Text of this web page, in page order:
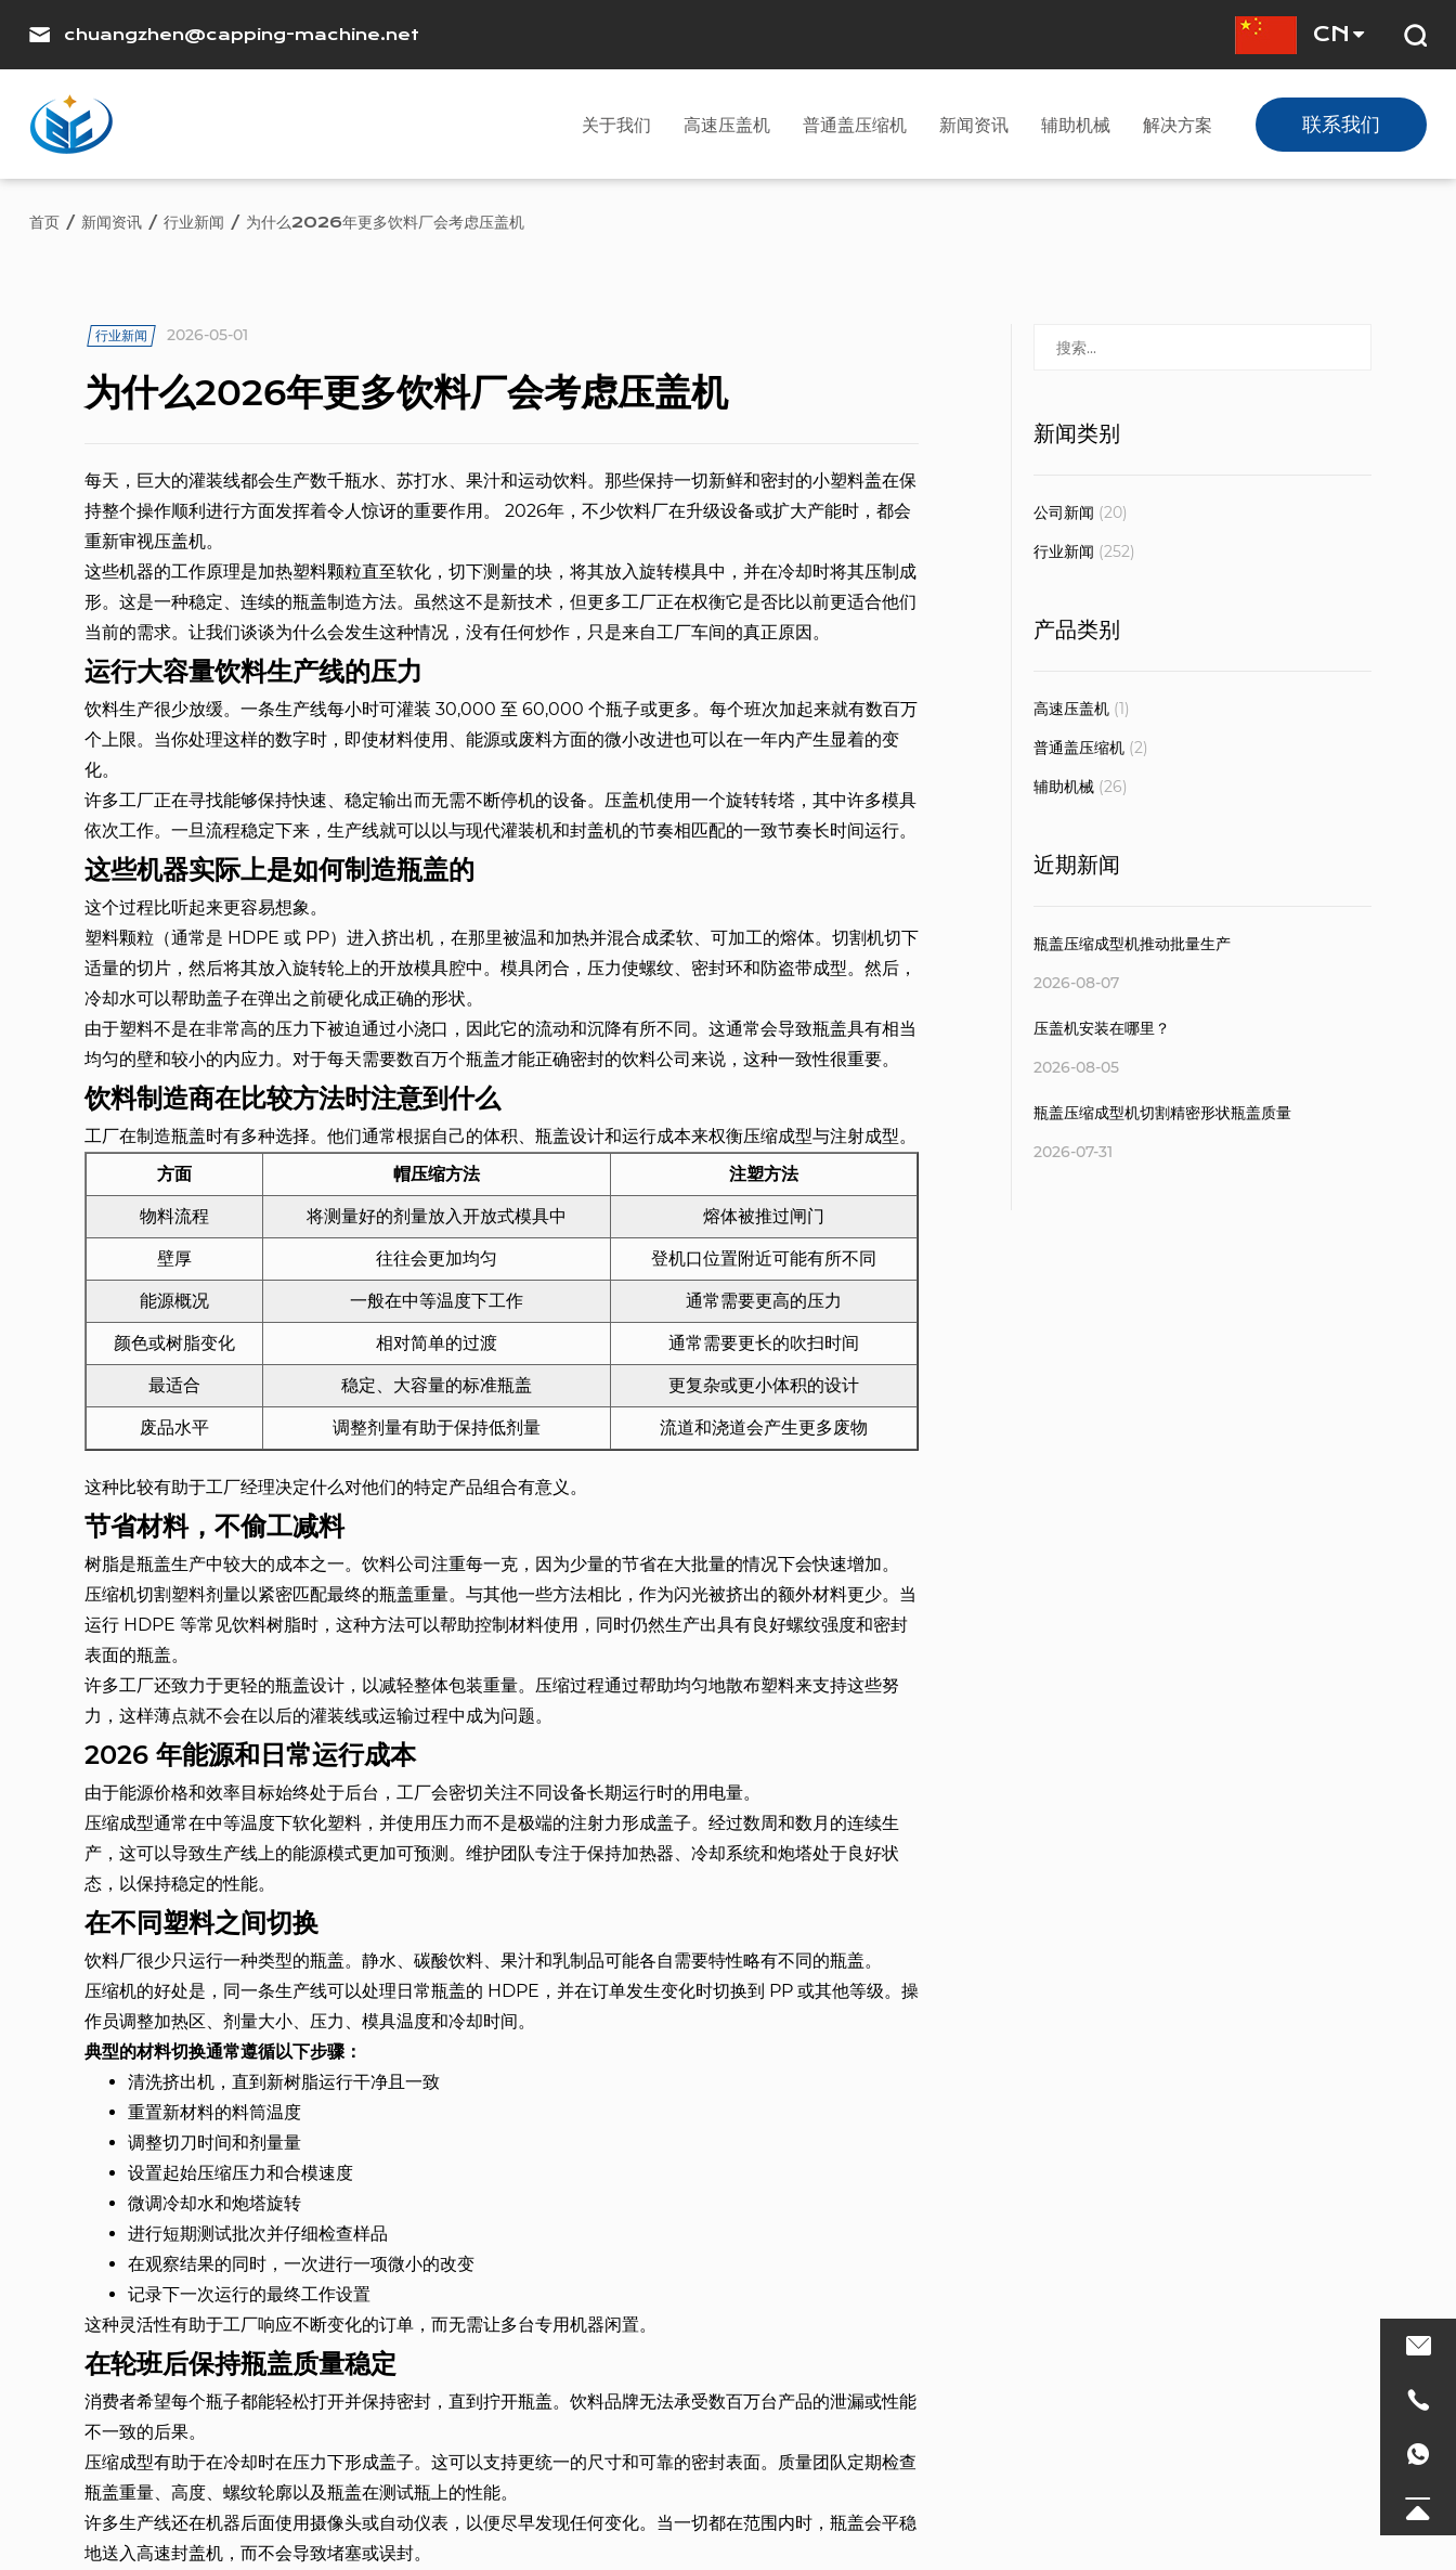
chuangzhen@capping-machine.net CN
关于我们 高速压盖机 普通盖压缩机 新闻资讯 辅助机械 解决方案 联系我们
首页 / 新闻资讯 / 行业新闻 / 为什么2026年更多饮料厂会考虑压盖机
新闻类别
公司新闻 (20)
行业新闻 (252)
产品类别
高速压盖机 (1)
普通盖压缩机 (2)
辅助机械 (26)
近期新闻
瓶盖压缩成型机推动批量生产
2026-08-07
压盖机安装在哪里？
2026-08-05
瓶盖压缩成型机切割精密形状瓶盖质量
2026-07-31
行业新闻 2026-05-01
为什么2026年更多饮料厂会考虑压盖机
每天，巨大的灌装线都会生产数千瓶水、苏打水、果汁和运动饮料。那些保持一切新鲜和密封的小塑料盖在保
持整个操作顺利进行方面发挥着令人惊讶的重要作用。 2026年，不少饮料厂在升级设备或扩大产能时，都会
重新审视压盖机。
这些机器的工作原理是加热塑料颗粒直至软化，切下测量的块，将其放入旋转模具中，并在冷却时将其压制成
形。这是一种稳定、连续的瓶盖制造方法。虽然这不是新技术，但更多工厂正在权衡它是否比以前更适合他们
当前的需求。让我们谈谈为什么会发生这种情况，没有任何炒作，只是来自工厂车间的真正原因。
运行大容量饮料生产线的压力
饮料生产很少放缓。一条生产线每小时可灌装 30,000 至 60,000 个瓶子或更多。每个班次加起来就有数百万
个上限。当你处理这样的数字时，即使材料使用、能源或废料方面的微小改进也可以在一年内产生显着的变
化。
许多工厂正在寻找能够保持快速、稳定输出而无需不断停机的设备。压盖机使用一个旋转转塔，其中许多模具
依次工作。一旦流程稳定下来，生产线就可以以与现代灌装机和封盖机的节奏相匹配的一致节奏长时间运行。
这些机器实际上是如何制造瓶盖的
这个过程比听起来更容易想象。
塑料颗粒（通常是 HDPE 或 PP）进入挤出机，在那里被温和加热并混合成柔软、可加工的熔体。切割机切下
适量的切片，然后将其放入旋转轮上的开放模具腔中。模具闭合，压力使螺纹、密封环和防盗带成型。然后，
冷却水可以帮助盖子在弹出之前硬化成正确的形状。
由于塑料不是在非常高的压力下被迫通过小浇口，因此它的流动和沉降有所不同。这通常会导致瓶盖具有相当
均匀的壁和较小的内应力。对于每天需要数百万个瓶盖才能正确密封的饮料公司来说，这种一致性很重要。
饮料制造商在比较方法时注意到什么
工厂在制造瓶盖时有多种选择。他们通常根据自己的体积、瓶盖设计和运行成本来权衡压缩成型与注射成型。
方面
帽压缩方法 注塑方法
物料流程 将测量好的剂量放入开放式模具中 熔体被推过闸门
壁厚 往往会更加均匀 登机口位置附近可能有所不同
能源概况 一般在中等温度下工作 通常需要更高的压力
颜色或树脂变化 相对简单的过渡 通常需要更长的吹扫时间
最适合 稳定、大容量的标准瓶盖 更复杂或更小体积的设计
废品水平 调整剂量有助于保持低剂量 流道和浇道会产生更多废物
这种比较有助于工厂经理决定什么对他们的特定产品组合有意义。
节省材料，不偷工减料
树脂是瓶盖生产中较大的成本之一。饮料公司注重每一克，因为少量的节省在大批量的情况下会快速增加。
压缩机切割塑料剂量以紧密匹配最终的瓶盖重量。与其他一些方法相比，作为闪光被挤出的额外材料更少。当
运行 HDPE 等常见饮料树脂时，这种方法可以帮助控制材料使用，同时仍然生产出具有良好螺纹强度和密封
表面的瓶盖。
许多工厂还致力于更轻的瓶盖设计，以减轻整体包装重量。压缩过程通过帮助均匀地散布塑料来支持这些努
力，这样薄点就不会在以后的灌装线或运输过程中成为问题。
2026 年能源和日常运行成本
由于能源价格和效率目标始终处于后台，工厂会密切关注不同设备长期运行时的用电量。
压缩成型通常在中等温度下软化塑料，并使用压力而不是极端的注射力形成盖子。经过数周和数月的连续生
产，这可以导致生产线上的能源模式更加可预测。维护团队专注于保持加热器、冷却系统和炮塔处于良好状
态，以保持稳定的性能。
在不同塑料之间切换
饮料厂很少只运行一种类型的瓶盖。静水、碳酸饮料、果汁和乳制品可能各自需要特性略有不同的瓶盖。
压缩机的好处是，同一条生产线可以处理日常瓶盖的 HDPE，并在订单发生变化时切换到 PP 或其他等级。操
作员调整加热区、剂量大小、压力、模具温度和冷却时间。
典型的材料切换通常遵循以下步骤：
清洗挤出机，直到新树脂运行干净且一致
重置新材料的料筒温度
调整切刀时间和剂量量
设置起始压缩压力和合模速度
微调冷却水和炮塔旋转
进行短期测试批次并仔细检查样品
在观察结果的同时，一次进行一项微小的改变
记录下一次运行的最终工作设置
这种灵活性有助于工厂响应不断变化的订单，而无需让多台专用机器闲置。
在轮班后保持瓶盖质量稳定
消费者希望每个瓶子都能轻松打开并保持密封，直到拧开瓶盖。饮料品牌无法承受数百万台产品的泄漏或性能
不一致的后果。
压缩成型有助于在冷却时在压力下形成盖子。这可以支持更统一的尺寸和可靠的密封表面。质量团队定期检查
瓶盖重量、高度、螺纹轮廓以及瓶盖在测试瓶上的性能。
许多生产线还在机器后面使用摄像头或自动仪表，以便尽早发现任何变化。当一切都在范围内时，瓶盖会平稳
地送入高速封盖机，而不会导致堵塞或误封。